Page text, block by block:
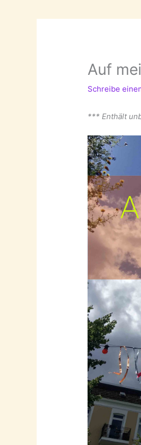
Auf
Schreibe
*** Enthält